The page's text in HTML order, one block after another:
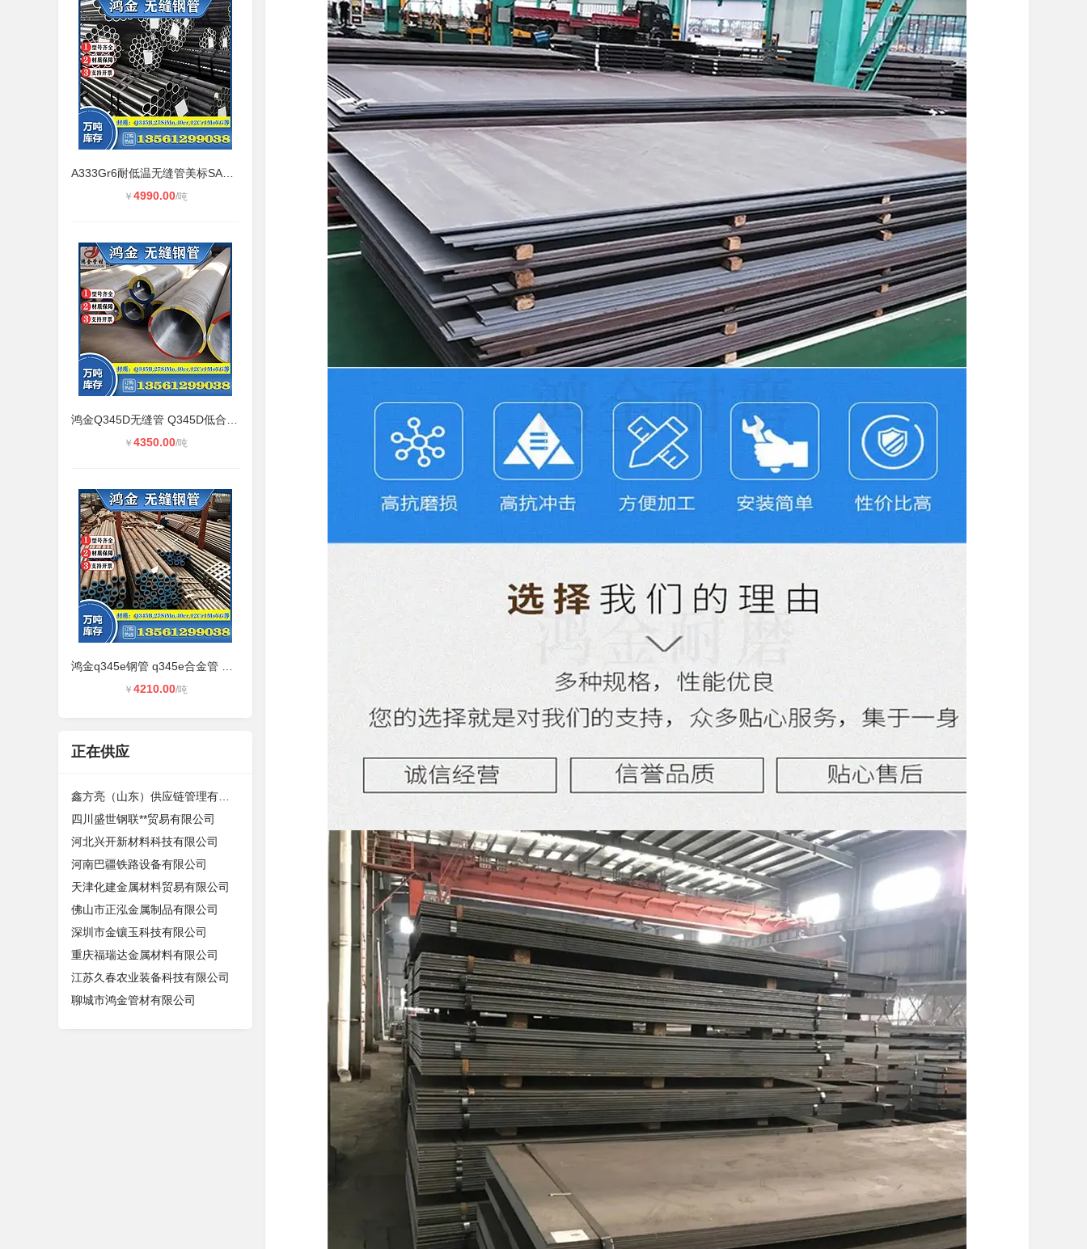
￥ 4990.00/吨
￥ 4350.00/吨
￥ 4210.00/吨
正在供应
四川盛世钢联**贸易有限公司
河北兴开新材料科技有限公司
河南巴疆铁路设备有限公司
天津化建金属材料贸易有限公司
佛山市正泓金属制品有限公司
深圳市金镶玉科技有限公司
重庆福瑞达金属材料有限公司
江苏久春农业装备科技有限公司
聊城市鸿金管材有限公司